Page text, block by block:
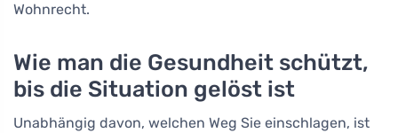
Wohnrecht.
Wie man die Gesundheit schützt,
bis die Situation gelöst ist
Unabhängig davon, welchen Weg Sie einschlagen, ist